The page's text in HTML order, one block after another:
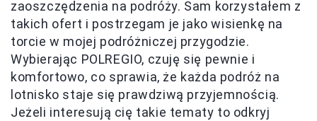
zaoszczędzenia na podróży. Sam korzystałem z
takich ofert i postrzegam je jako wisienkę na
torcie w mojej podróżniczej przygodzie.
Wybierając POLREGIO, czuję się pewnie i
komfortowo, co sprawia, że każda podróż na
lotnisko staje się prawdziwą przyjemnością.
Jeżeli interesują cię takie tematy to odkryj